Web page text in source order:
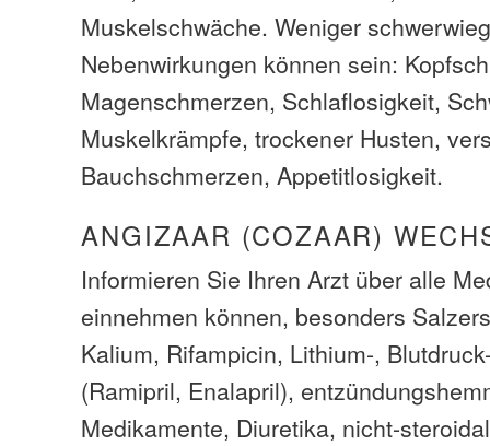
Muskelschwäche. Weniger
Nebenwirkungen können sein:
Magenschmerzen, Schlaflosigkeit,
Muskelkrämpfe, trockener Husten,
Bauchschmerzen, Appetitlosigkeit.
ANGIZAAR (COZAAR)
Informieren Sie Ihren Arzt über alle
einnehmen können, besonders
Kalium, Rifampicin, Lithium-,
(Ramipril, Enalapril),
Medikamente, Diuretika, nicht-